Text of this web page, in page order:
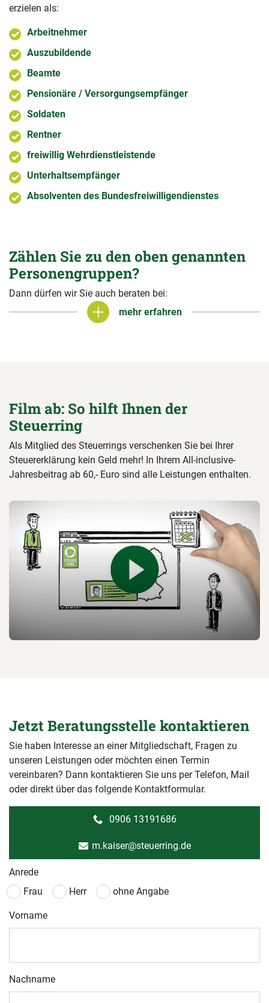
erzielen als:
Arbeitnehmer
Auszubildende
Beamte
Pensionäre / Versorgungsempfänger
Soldaten
Rentner
freiwillig Wehrdienstleistende
Unterhaltsempfänger
Absolventen des Bundesfreiwilligendienstes
Zählen Sie zu den oben genannten
Personengruppen?
Dann dürfen wir Sie auch beraten bei:
mehr erfahren
mehr erfahren
Film ab: So hilft Ihnen der
Steuerring
Als Mitglied des Steuerrings verschenken Sie bei Ihrer
Steuererklärung kein Geld mehr! In Ihrem All-inclusive-
Jahresbeitrag ab 60,- Euro sind alle Leistungen enthalten.
Jetzt Beratungsstelle kontaktieren
Sie haben Interesse an einer Mitgliedschaft, Fragen zu
unseren Leistungen oder möchten einen Termin
vereinbaren? Dann kontaktieren Sie uns per Telefon, Mail
oder direkt über das folgende Kontaktformular.
0906 13191686
m.kaiser@steuerring.de
Anrede
Frau
Herr ohne Angabe
Vorname
Nachname